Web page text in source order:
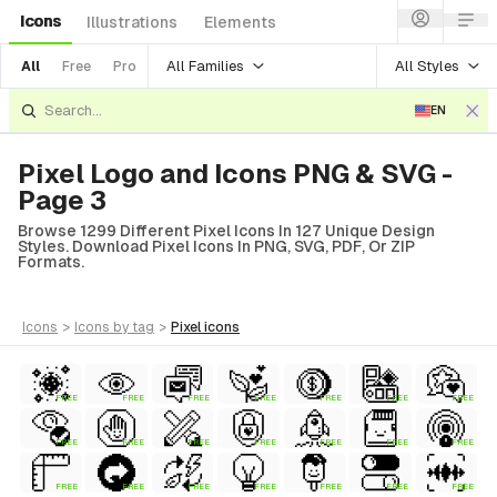
Icons Illustrations Elements
All Free Pro All Families All Styles
EN
Pixel Logo and Icons PNG & SVG -
Page 3
Browse 1299 Different Pixel Icons In 127 Unique Design
Styles. Download Pixel Icons In PNG, SVG, PDF, Or ZIP
Formats.
icons > icons by tag > pixel icons
FREE FREE FREE FREE FREE FREE FREE
FREE FREE FREE FREE FREE FREE FREE
FREE FREE FREE FREE FREE FREE FREE